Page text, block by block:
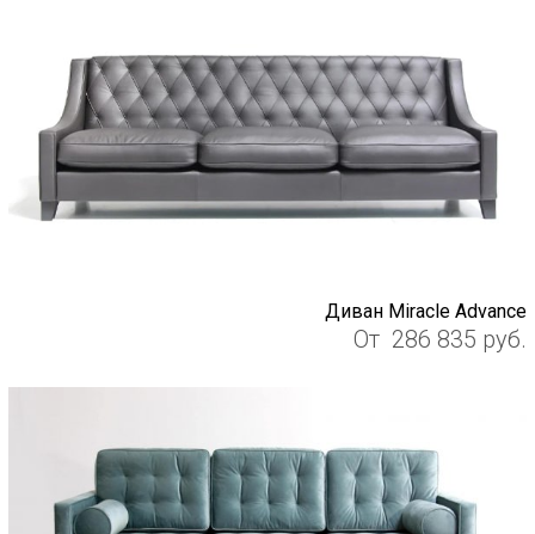
Диван Miracle Advance
От 286 835 руб.